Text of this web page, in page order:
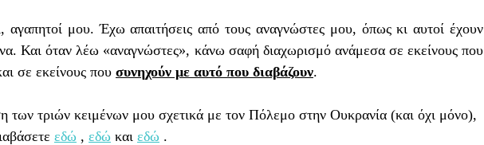
Και όταν λέω «αναγνώστες», κάνω σαφή διαχωρισμό ανάμεσα σε εκείνους που
σε εκείνους που συνηχούν με αυτό που διαβάζουν.
των τριών κειμένων μου σχετικά με τον Πόλεμο στην Ουκρανία (και όχι μόνο),
εδώ , εδώ και εδώ .